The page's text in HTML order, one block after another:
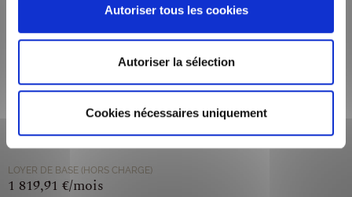
Autoriser tous les cookies
Autoriser la sélection
Cookies nécessaires uniquement
LYON
LOYER DE BASE (HORS CHARGE)
1 819,91 €/mois